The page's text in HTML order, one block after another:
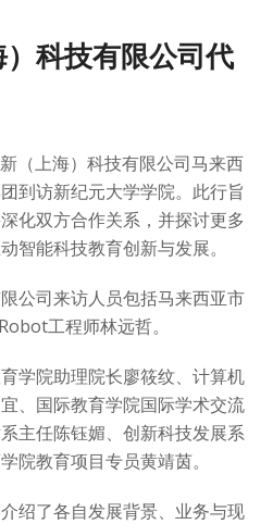
科技有限公司代
（上海）科技有限公司马来西
到访新纪元大学学院。此行旨
化双方合作关系，并探讨更多
智能科技教育创新与发展。
公司来访人员包括马来西亚市
工程师林远哲。
学院助理院长廖筱纹、计算机
、国际教育学院国际学术交流
主任陈钰媚、创新科技发展系
院教育项目专员黄靖茵。
绍了各自发展背景、业务与现